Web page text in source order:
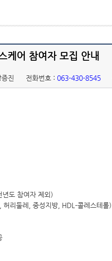
케어 참여자 모집 안내
진 전화번호 : 063-430-8545
도 참여자 제외)
리둘레, 중성지방, HDL-콜레스테롤)